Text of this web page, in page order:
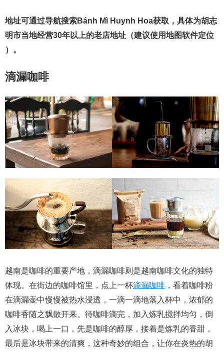
地址可通过导航搜索Bánh Mì Huynh Hoa获取，具体为胡志
明市当地经营30年以上的老店地址（建议使用地图软件定位
）。
滴漏咖啡
越南是咖啡的重要产地，滴漏咖啡则是越南咖啡文化的独特
体现。在街边的咖啡馆里，点上一杯滴漏咖啡 ，看着咖啡粉
在滴漏壶中慢慢被热水浸透，一滴一滴地落入杯中，浓郁的
咖啡香随之飘散开来。待咖啡滴完，加入炼乳搅拌均匀，倒
入冰块，喝上一口，先是咖啡的醇厚，接着是炼乳的香甜，
最后是冰块带来的清爽，这种奇妙的组合，让你在炎热的胡